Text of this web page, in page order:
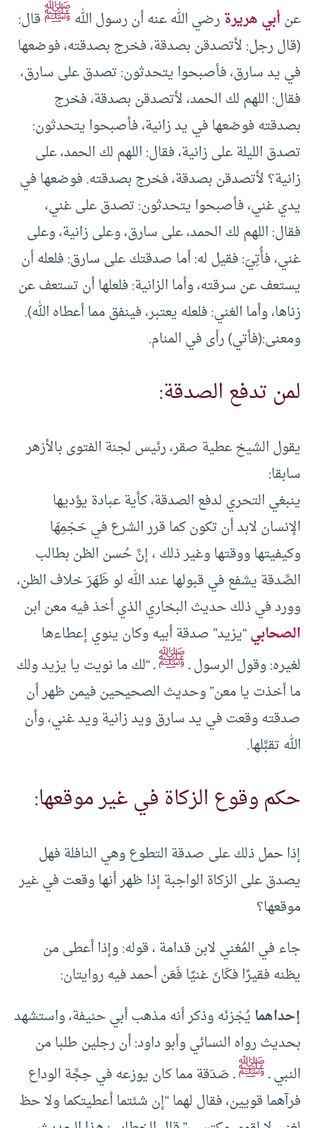
عنأبي هريرةرضي الله عنه أن رسول اللهﷺقال:
(قال رجل: لأتصدقن بصدقة، فخرج بصدقته، فوضعها
في يد سارق، فأصبحوا يتحدثون: تصدق على سارق،
فقال: اللهم لك الحمد، لأتصدقن بصدقة، فخرج
بصدقته فوضعها في يد زانية، فأصبحوا يتحدثون:
تصدق الليلة على زانية، فقال: اللهم لك الحمد، على
زانية؟ لأتصدقن بصدقة، فخرج بصدقته. فوضعها في
يدي غني، فأصبحوا يتحدثون: تصدق على غني،
فقال: اللهم لك الحمد، على سارق، وعلى زانية، وعلى
غني، فأُتِيَ: فقيل له: أما صدقتك على سارق: فلعله أن
يستعف عن سرقته، وأما الزانية: فلعلها أن تستعف عن
زناها، وأما الغني: فلعله يعتبر، فينفق مما أعطاه الله).
ومعنى:(فأتي) رأى في المنام.
لمن تدفع الصدقة:
يقول الشيخ عطية صقر، رئيس لجنة الفتوى بالأزهر
سابقا:
ينبغي التحري لدفع الصدقة، كأية عبادة يؤديها
الإنسان لابد أن تكون كما قرر الشرع في حَجْمِهَا
وكيفيتها ووقتها وغير ذلك ، إنَّ حُسن الظن بطالب
الصَّدقة يشفع في قبولها عند الله لو ظَهَرَ خلاف الظن،
وورد في ذلك حديث البخاري الذي أخذ فيه معن ابن
الصحابي“يزيد” صدقة أبيه وكان ينوي إعطاءها
لغيره: وقول الرسول ـﷺـ “لك ما نويت يا يزيد ولك
ما أخذت يا معن” وحديث الصحيحين فيمن ظهر أن
صدقته وقعت في يد سارق ويد زانية ويد غني، وأن
الله تقبَّلها.
حكم وقوع الزكاة في غير موقعها:
إذا حمل ذلك على صدقة التطوع وهي النافلة فهل
يصدق على الزكاة الواجبة إذا ظهر أنها وقعت في غير
موقعها؟
جاء في المُغني لابن قدامة ، قوله: وإذا أعطى من
يظنه فقيرًا فكَانَ غنيًا فَعَن أحمد فيه روايتان:
إحداهمايُجْزئه وذكر أنه مذهب أبي حنيفة، واستشهد
بحديث رواه النسائي وأبو داود: أن رجلين طلبا من
النبي ـﷺـ صَدَقة مما كان يوزعه في حِجَّة الوداع
فرآهما قويين، فقال لهما “إن شئتما أعطيتكما ولا حظ